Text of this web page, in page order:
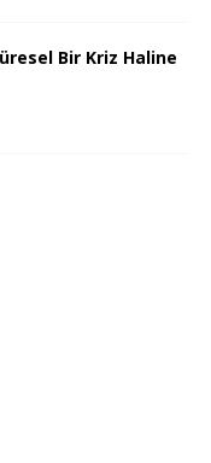
Bir Kriz Haline